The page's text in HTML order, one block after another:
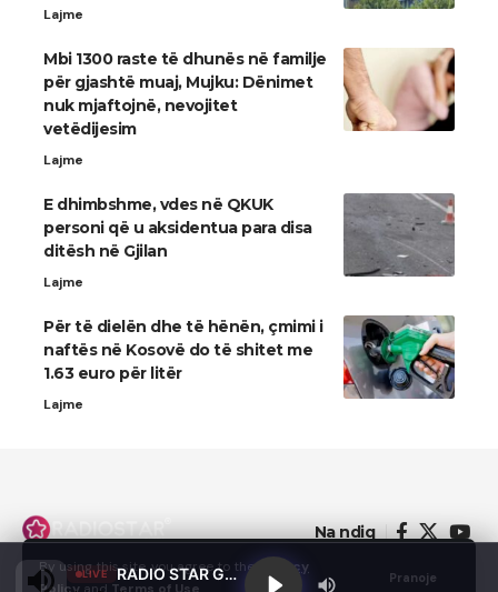
By using this site, you agree to the Privacy
Pranoje
Lajme
Mbi 1300 raste të dhunës në familje
për gjashtë muaj, Mujku: Dënimet
nuk mjaftojnë, nevojitet
vetëdijesim
Lajme
E dhimbshme, vdes në QKUK
personi që u aksidentua para disa
ditësh në Gjilan
Lajme
Për të dielën dhe të hënën, çmimi i
naftës në Kosovë do të shitet me
1.63 euro për litër
Lajme
Na ndiq
LIVE RADIO STAR GJILAN